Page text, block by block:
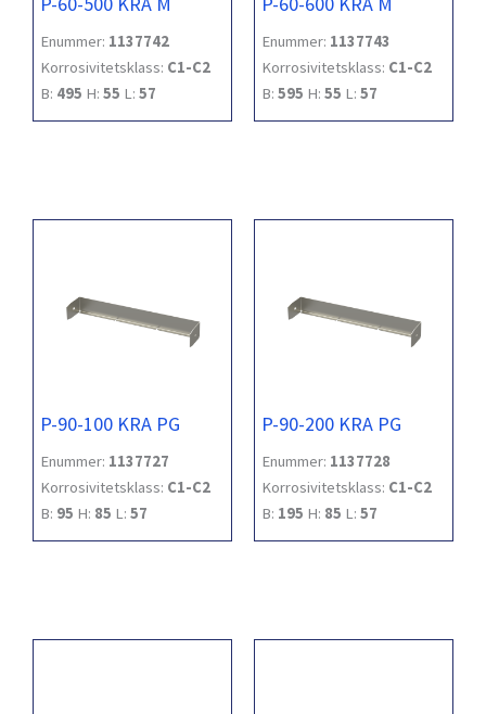
Enummer: 1137742
Korrosivitetsklass: C1-C2
B: 495 H: 55 L: 57
Enummer: 1137743
Korrosivitetsklass: C1-C2
B: 595 H: 55 L: 57
P-90-100 KRA PG
Enummer: 1137727
Korrosivitetsklass: C1-C2
B: 95 H: 85 L: 57
P-90-200 KRA PG
Enummer: 1137728
Korrosivitetsklass: C1-C2
B: 195 H: 85 L: 57